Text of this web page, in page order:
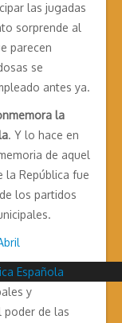
las jugadas
sorprende al
parecen
se
antes ya.
la
. Y lo hace en
de aquel
la República fue
los partidos
Española
y
poder de las